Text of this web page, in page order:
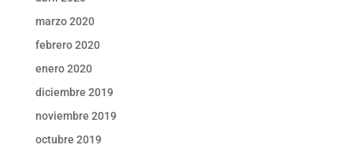
marzo 2020
febrero 2020
enero 2020
diciembre 2019
noviembre 2019
octubre 2019